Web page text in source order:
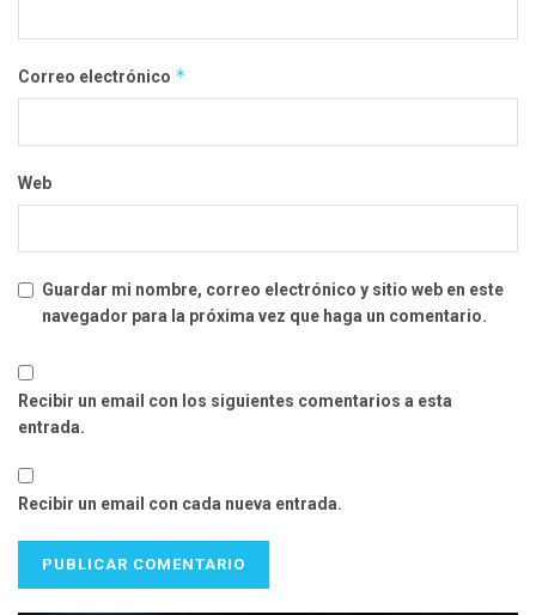
Correo electrónico *
Web
Guardar mi nombre, correo electrónico y sitio web en este
navegador para la próxima vez que haga un comentario.
Recibir un email con los siguientes comentarios a esta
entrada.
Recibir un email con cada nueva entrada.